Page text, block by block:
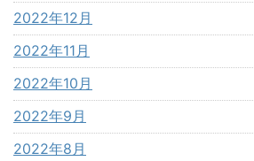
2022年12月
2022年11月
2022年10月
2022年9月
2022年8月